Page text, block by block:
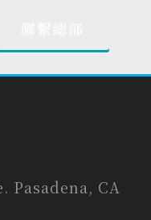
Pasadena, CA